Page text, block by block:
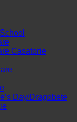
Casatorie
Day/Dragobete